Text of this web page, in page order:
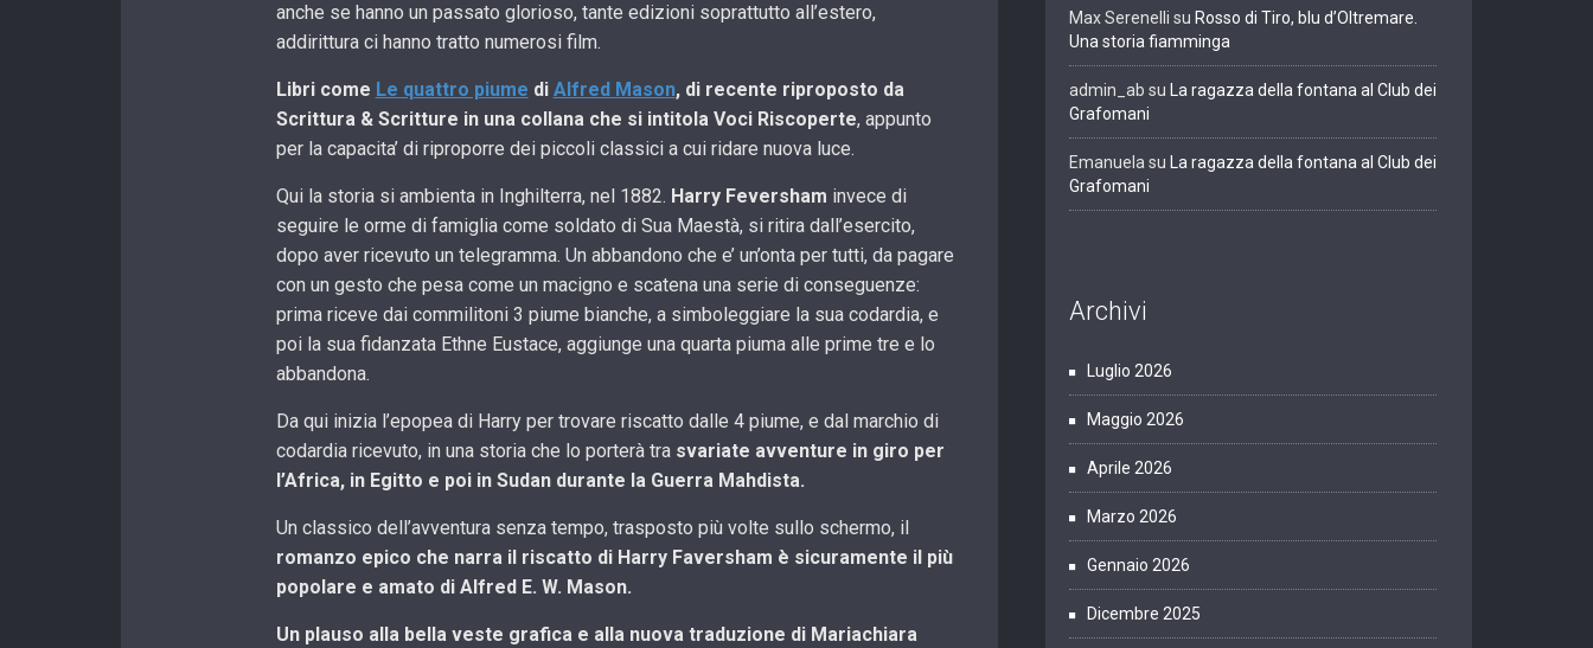
anche se hanno un passato glorioso, tante edizioni soprattutto all’estero,
addirittura ci hanno tratto numerosi film.
Libri come Le quattro piume di Alfred Mason, di recente riproposto da
Scrittura & Scritture in una collana che si intitola Voci Riscoperte, appunto
per la capacita’ di riproporre dei piccoli classici a cui ridare nuova luce.
Qui la storia si ambienta in Inghilterra, nel 1882. Harry Feversham invece di
seguire le orme di famiglia come soldato di Sua Maestà, si ritira dall’esercito,
dopo aver ricevuto un telegramma. Un abbandono che e’ un’onta per tutti, da pagare
con un gesto che pesa come un macigno e scatena una serie di conseguenze:
prima riceve dai commilitoni 3 piume bianche, a simboleggiare la sua codardia, e
poi la sua fidanzata Ethne Eustace, aggiunge una quarta piuma alle prime tre e lo
abbandona.
Da qui inizia l’epopea di Harry per trovare riscatto dalle 4 piume, e dal marchio di
codardia ricevuto, in una storia che lo porterà tra svariate avventure in giro per
l’Africa, in Egitto e poi in Sudan durante la Guerra Mahdista.
Un classico dell’avventura senza tempo, trasposto più volte sullo schermo, il
romanzo epico che narra il riscatto di Harry Faversham è sicuramente il più
popolare e amato di Alfred E. W. Mason.
Un plauso alla bella veste grafica e alla nuova traduzione di Mariachiara
Max Serenelli su Rosso di Tiro, blu d’Oltremare.
Una storia fiamminga
admin_ab su La ragazza della fontana al Club dei
Grafomani
Emanuelasu La ragazza della fontana al Club dei
Grafomani
Archivi
Luglio 2026
Maggio 2026
Aprile 2026
Marzo 2026
Gennaio 2026
Dicembre 2025